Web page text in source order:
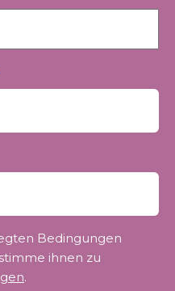
Bedingungen
ihnen zu
.